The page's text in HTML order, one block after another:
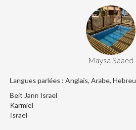
Maysa Saaed
Langues parlées : Anglais, Arabe, Hebreu
Beit Jann Israel
Karmiel
Israel